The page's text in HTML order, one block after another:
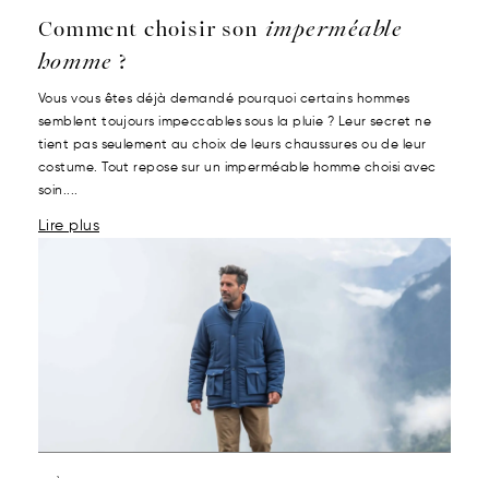
Comment choisir son imperméable
homme ?
Vous vous êtes déjà demandé pourquoi certains hommes
semblent toujours impeccables sous la pluie ? Leur secret ne
tient pas seulement au choix de leurs chaussures ou de leur
costume. Tout repose sur un imperméable homme choisi avec
soin....
Lire plus